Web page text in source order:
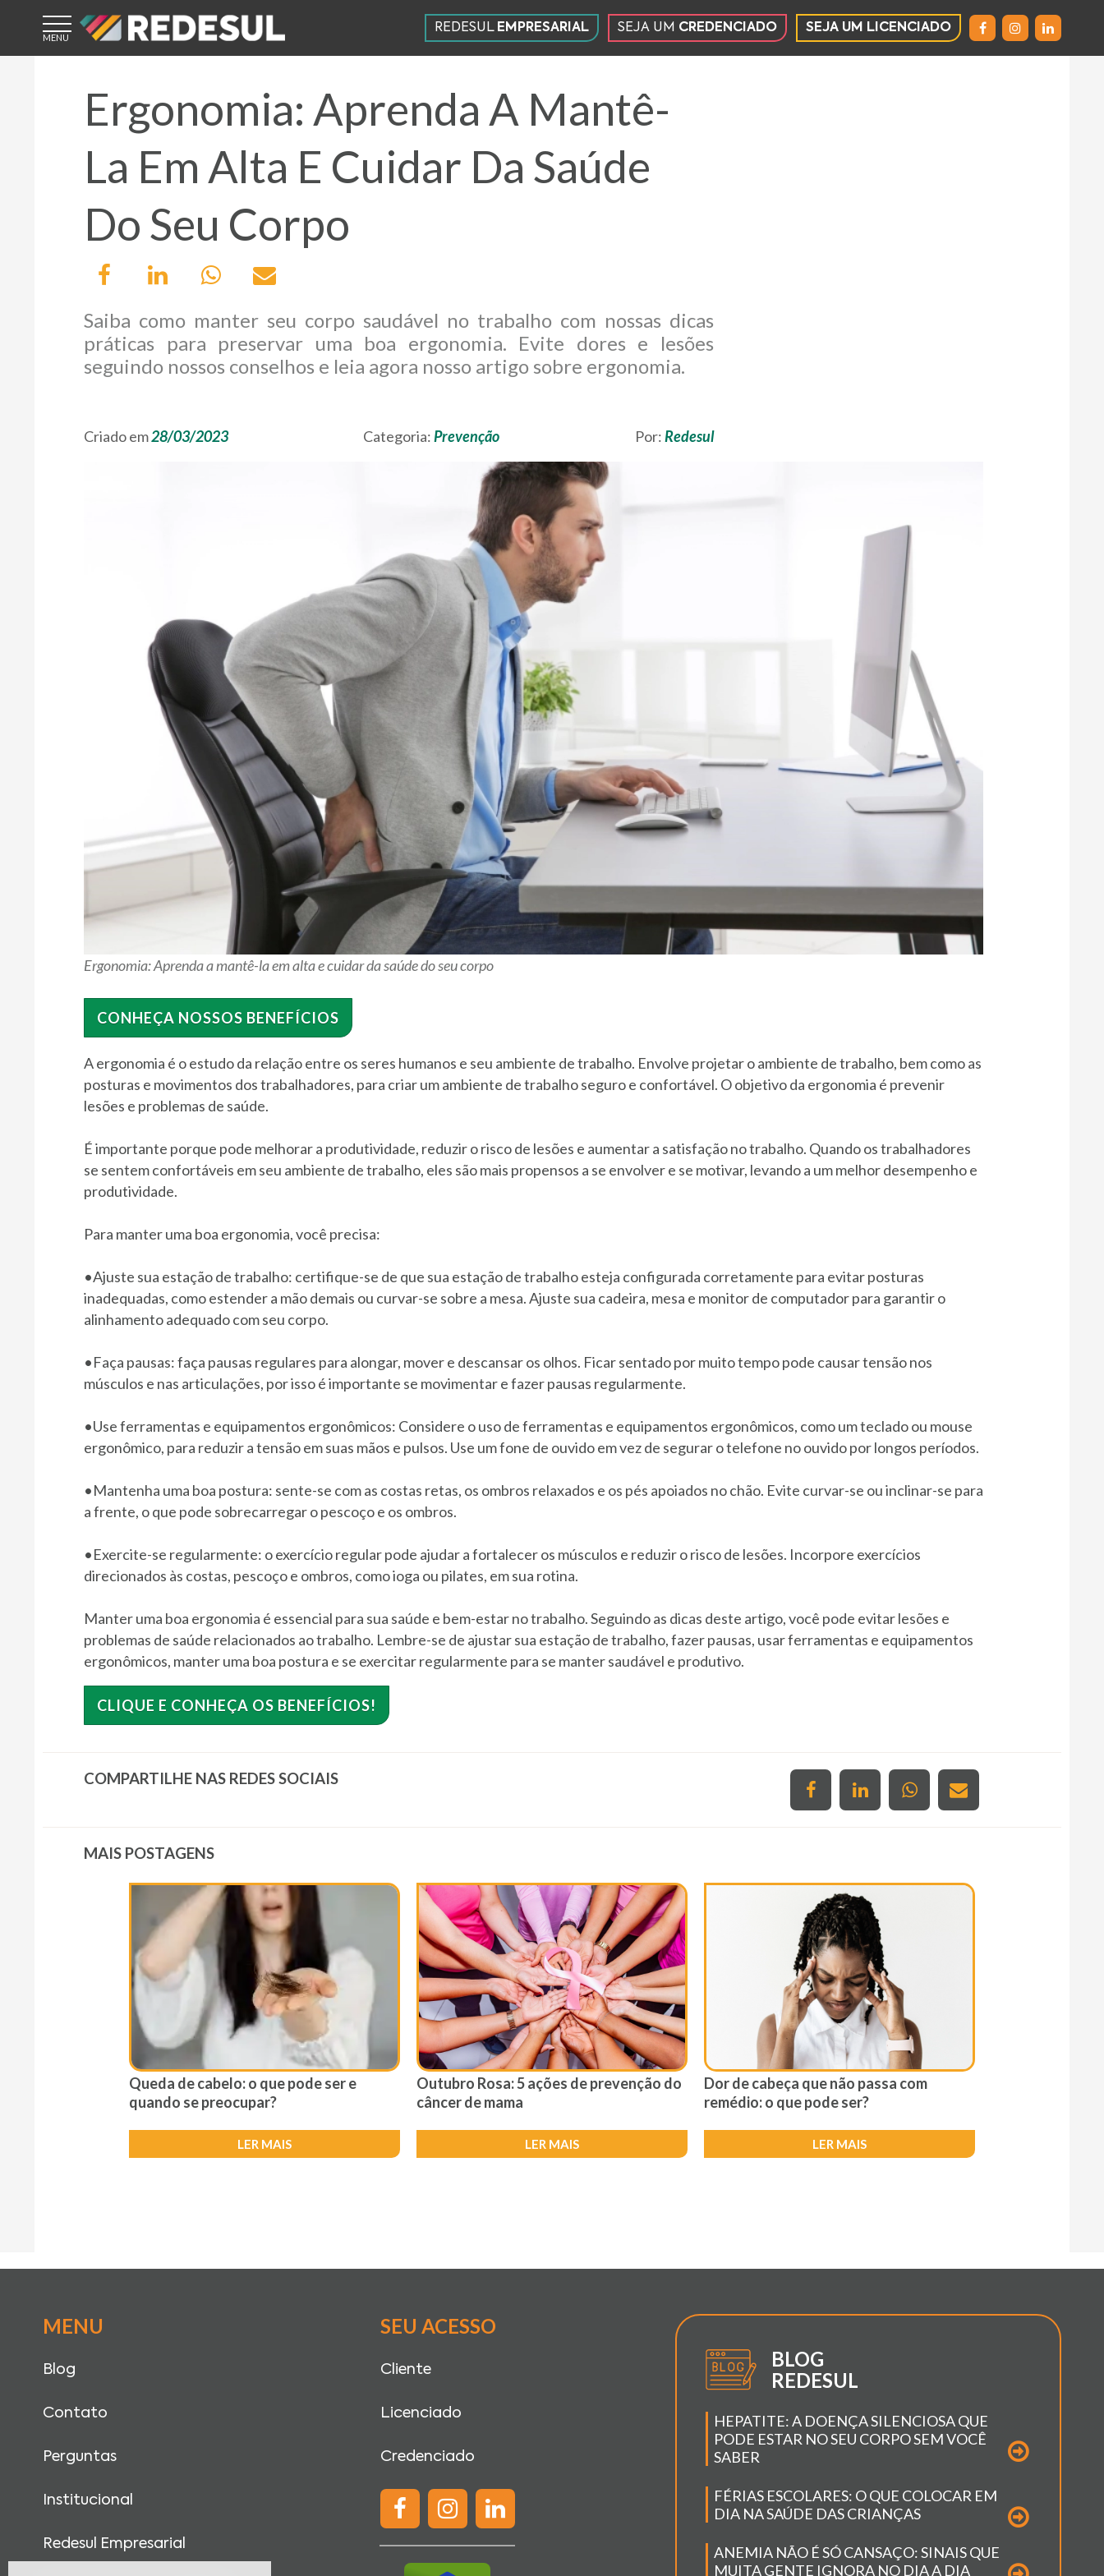
REDESUL EMPRESARIAL SEJA UM CREDENCIADO SEJA UM LICENCIADO
CLIENTE
CREDENCIADO
LICENCIADO
Ergonomia: Aprenda A Mantê-
La Em Alta E Cuidar Da Saúde
Do Seu Corpo
Saiba como manter seu corpo saudável no trabalho com nossas dicas
práticas para preservar uma boa ergonomia. Evite dores e lesões
seguindo nossos conselhos e leia agora nosso artigo sobre ergonomia.
Criado em28/03/2023 Categoria:Prevenção Por:Redesul
Ergonomia: Aprenda a mantê-la em alta e cuidar da saúde do seu corpo
CONHEÇA NOSSOS BENEFÍCIOS
A ergonomia é o estudo da relação entre os seres humanos e seu ambiente de trabalho. Envolve projetar o ambiente de trabalho, bem como as
posturas e movimentos dos trabalhadores, para criar um ambiente de trabalho seguro e confortável. O objetivo da ergonomia é prevenir
lesões e problemas de saúde.
É importante porque pode melhorar a produtividade, reduzir o risco de lesões e aumentar a satisfação no trabalho. Quando os trabalhadores
se sentem confortáveis em seu ambiente de trabalho, eles são mais propensos a se envolver e se motivar, levando a um melhor desempenho e
produtividade.
Para manter uma boa ergonomia, você precisa:
•Ajuste sua estação de trabalho: certifique-se de que sua estação de trabalho esteja configurada corretamente para evitar posturas
inadequadas, como estender a mão demais ou curvar-se sobre a mesa. Ajuste sua cadeira, mesa e monitor de computador para garantir o
alinhamento adequado com seu corpo.
•Faça pausas: faça pausas regulares para alongar, mover e descansar os olhos. Ficar sentado por muito tempo pode causar tensão nos
músculos e nas articulações, por isso é importante se movimentar e fazer pausas regularmente.
•Use ferramentas e equipamentos ergonômicos: Considere o uso de ferramentas e equipamentos ergonômicos, como um teclado ou mouse
ergonômico, para reduzir a tensão em suas mãos e pulsos. Use um fone de ouvido em vez de segurar o telefone no ouvido por longos períodos.
•Mantenha uma boa postura: sente-se com as costas retas, os ombros relaxados e os pés apoiados no chão. Evite curvar-se ou inclinar-se para
a frente, o que pode sobrecarregar o pescoço e os ombros.
•Exercite-se regularmente: o exercício regular pode ajudar a fortalecer os músculos e reduzir o risco de lesões. Incorpore exercícios
direcionados às costas, pescoço e ombros, como ioga ou pilates, em sua rotina.
Manter uma boa ergonomia é essencial para sua saúde e bem-estar no trabalho. Seguindo as dicas deste artigo, você pode evitar lesões e
problemas de saúde relacionados ao trabalho. Lembre-se de ajustar sua estação de trabalho, fazer pausas, usar ferramentas e equipamentos
ergonômicos, manter uma boa postura e se exercitar regularmente para se manter saudável e produtivo.
CLIQUE E CONHEÇA OS BENEFÍCIOS!
COMPARTILHE NAS REDES SOCIAIS
MAIS POSTAGENS
Queda de cabelo: o que pode ser e
quando se preocupar?
LER MAIS
Outubro Rosa: 5 ações de prevenção do
câncer de mama
LER MAIS
Dor de cabeça que não passa com
remédio: o que pode ser?
LER MAIS
SEU ACESSO
Cliente
Licenciado
Credenciado
MENU
Blog
Contato
Perguntas
Institucional
Redesul Empresarial
BLOG
REDESUL
HEPATITE: A DOENÇA SILENCIOSA QUE
PODE ESTAR NO SEU CORPO SEM VOCÊ
SABER
FÉRIAS ESCOLARES: O QUE COLOCAR EM
DIA NA SAÚDE DAS CRIANÇAS
ANEMIA NÃO É SÓ CANSAÇO: SINAIS QUE
MUITA GENTE IGNORA NO DIA A DIA